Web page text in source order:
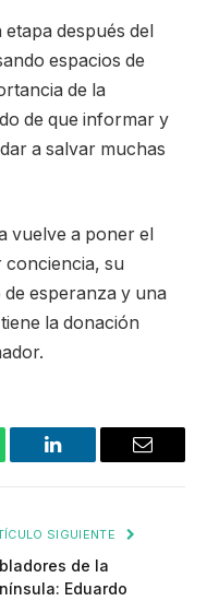
después del
espacios de
de la
de que informar y
a salvar muchas
vuelve a poner el
conciencia, su
esperanza y una
la donación
LinkedIn Email
SIGUIENTE
de la
Eduardo